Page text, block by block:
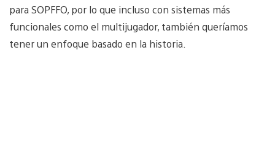
para SOPFFO, por lo que incluso con sistemas más
funcionales como el multijugador, también queríamos
tener un enfoque basado en la historia.